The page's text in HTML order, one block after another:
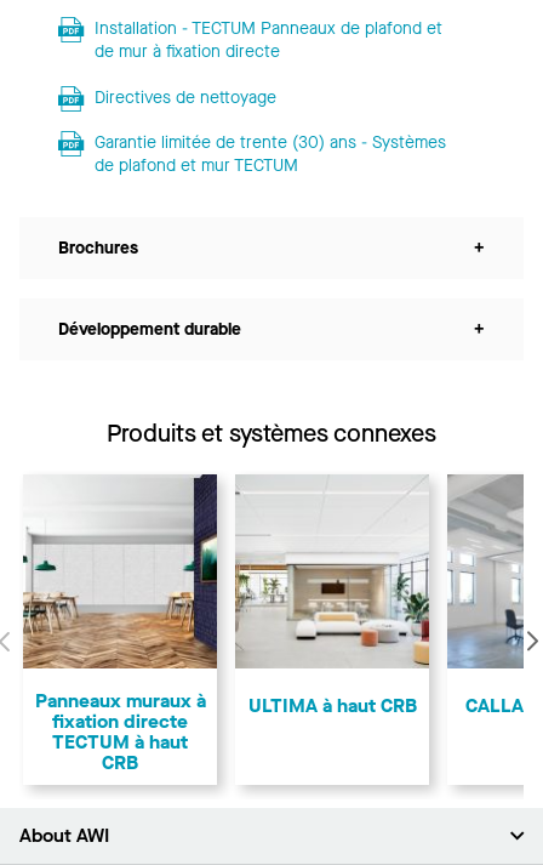
Installation - TECTUM Panneaux de plafond et
de mur à fixation directe
Directives de nettoyage
Garantie limitée de trente (30) ans - Systèmes
de plafond et mur TECTUM
Brochures +
Développement durable +
Produits et systèmes connexes
Précédent
Panneaux muraux à
fixation directe
TECTUM à haut
CRB
ULTIMA à haut CRB CALLA
About AWI